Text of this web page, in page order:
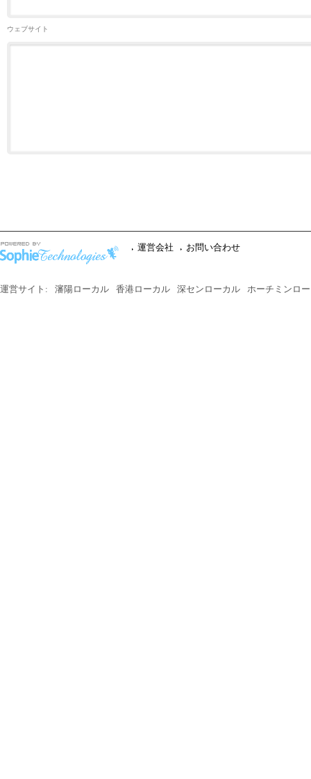
ウェブサイト
運営会社 お問い合わせ
運営サイト: 瀋陽ローカル 香港ローカル 深センローカル ホーチミンロ